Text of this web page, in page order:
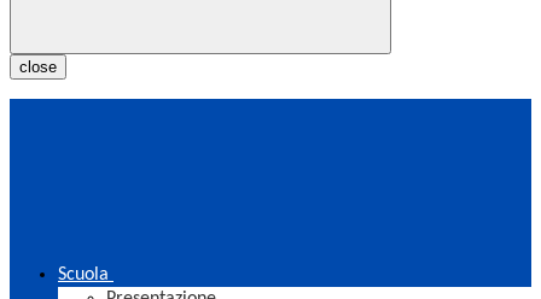
close
Scuola